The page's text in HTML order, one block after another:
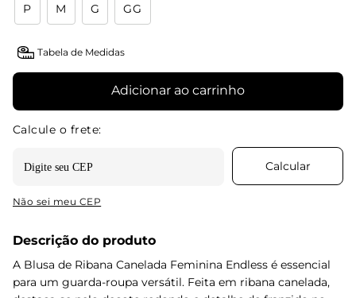
P M G GG
Tabela de Medidas
Adicionar ao carrinho
Não sei meu CEP
Descrição do produto
A Blusa de Ribana Canelada Feminina Endless é essencial
para um guarda-roupa versátil. Feita em ribana canelada,